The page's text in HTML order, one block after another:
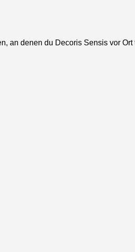
an denen du Decoris Sensis vor Ort